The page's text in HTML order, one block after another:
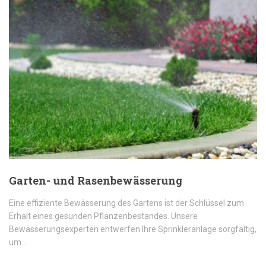
Garten- und Rasenbewässerung
Eine effiziente Bewässerung des Gartens ist der Schlüssel zum
Erhalt eines gesunden Pflanzenbestandes. Unsere
Bewässerungsexperten entwerfen Ihre Sprinkleranlage sorgfältig,
um…